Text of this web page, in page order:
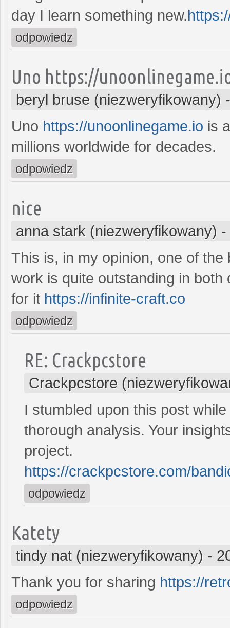
day I learn something new.
odpowiedz
Uno https://
beryl bruse (niezweryfikowany)
Uno https://unoonlinegame.io is
millions worldwide for decades.
odpowiedz
nice
anna stark (niezweryfikowany) -
This is, in my opinion, one of
work is quite outstanding in
for it https://infinite-craft.co
odpowiedz
RE: Crackpcstore
Crackpcstore
I stumbled upon this post
thorough analysis. Your
project.
https://crackpcstore.com/
odpowiedz
Katety
tindy nat (niezweryfikowany) -
Thank you for sharing https://
odpowiedz